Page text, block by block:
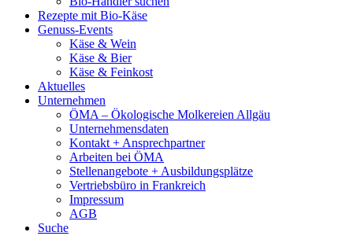
Rezepte mit Bio-Käse
Genuss-Events
Käse & Wein
Käse & Bier
Käse & Feinkost
Aktuelles
Unternehmen
ÖMA – Ökologische Molkereien Allgäu
Unternehmensdaten
Kontakt + Ansprechpartner
Arbeiten bei ÖMA
Stellenangebote + Ausbildungsplätze
Vertriebsbüro in Frankreich
Impressum
AGB
Suche